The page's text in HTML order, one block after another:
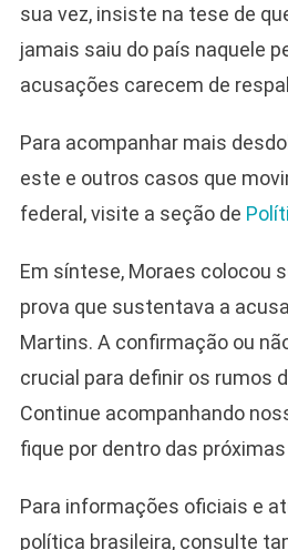
sua vez, insiste na tese de
jamais saiu do país naquele
acusações carecem de
Para acompanhar mais
este e outros casos que
federal, visite a seção de
Em síntese, Moraes colocou
prova que sustentava a
Martins. A confirmação ou
crucial para definir os rumos
Continue acompanhando
fique por dentro das
Para informações oficiais e
política brasileira, consulte